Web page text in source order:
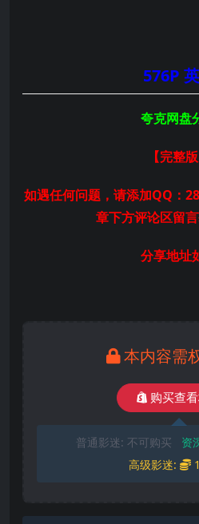
576P
夸克网盘
【完整版
如遇任何问题，请添加QQ：
章下方评论区留
分享地址
本内容需
购买查
普通影迷: 不可购买 资
高级影迷: